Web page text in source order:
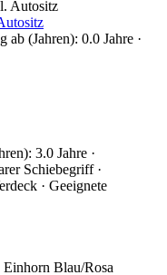
(Jahren): 0.0 Jahre ·
3.0 Jahre ·
Schiebegriff ·
· Geeignete